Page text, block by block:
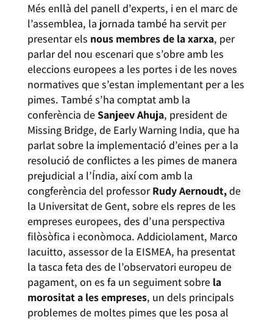
Més enllà del panell d’experts, i en el marc de
l’assemblea, la jornada també ha servit per
presentar els nous membres de la xarxa, per
parlar del nou escenari que s’obre amb les
eleccions europees a les portes i de les noves
normatives que s’estan implementant per a les
pimes. També s’ha comptat amb la
conferència deSanjeev Ahuja, president de
Missing Bridge, de Early Warning India, que ha
parlat sobre la implementació d’eines per a la
resolució de conflictes a les pimes de manera
prejudicial a l’Índia, així com amb la
congferència del professorRudy Aernoudt,de
la Universitat de Gent, sobre els repres de les
empreses europees, des d’una perspectiva
filòsòfica i econòmoca. Addiciolament, Marco
Iacuitto, assessor de la EISMEA, ha presentat
la tasca feta des de l’observatori europeu de
pagament, on es fa un seguiment sobre la
morositat a les empreses, un dels principals
problemes de moltes pimes que les posa al